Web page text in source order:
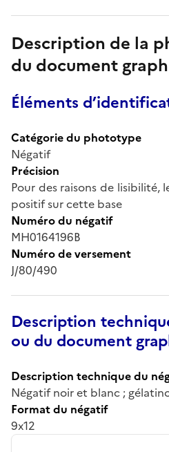
Description de la
du document
Éléments
Catégorie du phototype
Négatif
Précision
Pour des raisons de lisibilité,
positif sur cette base
Numéro du négatif
MH0164196B
Numéro de versement
J/80/490
Description
ou du document
Description technique du
Négatif noir et blanc ;
Format du négatif
9x12